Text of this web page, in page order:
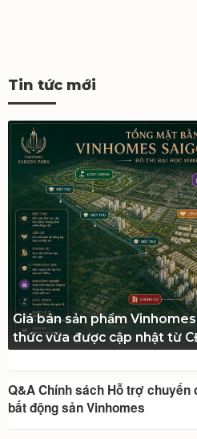
Tin tức mới
Giá bán sản phẩm
thức vừa được cập nhật từ
Q&A Chính sách Hỗ trợ chuyển
bất động sản Vinhomes